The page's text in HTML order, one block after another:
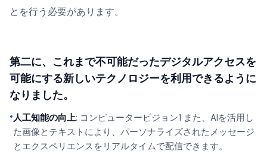
とを行う必要があります。
第二に、これまで不可能だったデジタルアクセスを
可能にする新しいテクノロジーを利用できるように
なりました。
•人工知能の向上: コンピュータービジョン1 また、AIを活用し
た画像とテキストにより、パーソナライズされたメッセージ
とエクスペリエンスをリアルタイムで配信できます。